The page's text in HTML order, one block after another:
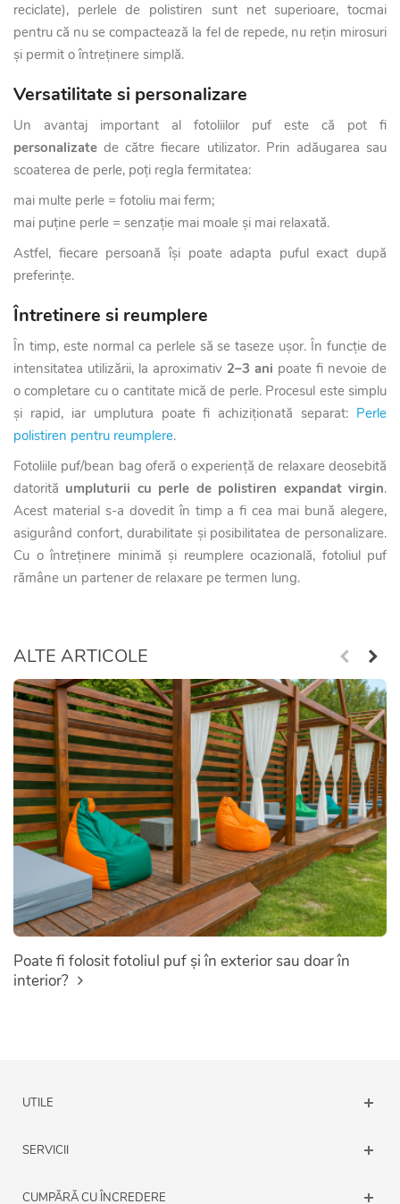
reciclate), perlele de polistiren sunt net superioare, tocmai
pentru că nu se compactează la fel de repede, nu rețin mirosuri
și permit o întreținere simplă.
Versatilitate si personalizare
Un avantaj important al fotoliilor puf este că pot fi
personalizate de către fiecare utilizator. Prin adăugarea sau
scoaterea de perle, poți regla fermitatea:
mai multe perle = fotoliu mai ferm;
mai puține perle = senzație mai moale și mai relaxată.
Astfel, fiecare persoană își poate adapta puful exact după
preferințe.
Întretinere si reumplere
În timp, este normal ca perlele să se taseze ușor. În funcție de
intensitatea utilizării, la aproximativ 2–3 ani poate fi nevoie de
o completare cu o cantitate mică de perle. Procesul este simplu
și rapid, iar umplutura poate fi achiziționată separat: Perle
polistiren pentru reumplere.
Fotoliile puf/bean bag oferă o experiență de relaxare deosebită
datorită umpluturii cu perle de polistiren expandat virgin.
Acest material s-a dovedit în timp a fi cea mai bună alegere,
asigurând confort, durabilitate și posibilitatea de personalizare.
Cu o întreținere minimă și reumplere ocazională, fotoliul puf
rămâne un partener de relaxare pe termen lung.
ALTE ARTICOLE
Poate fi folosit fotoliul puf și în exterior sau doar în
interior?
UTILE
SERVICII
CUMPĂRĂ CU ÎNCREDERE